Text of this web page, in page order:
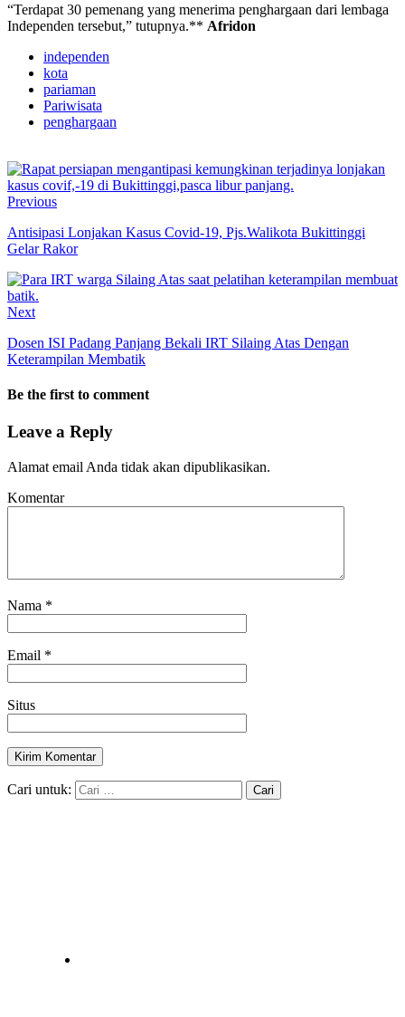
“Terdapat 30 pemenang yang menerima penghargaan dari lembaga
Independen tersebut,” tutupnya.** Afridon
independen
kota
pariaman
Pariwisata
penghargaan
Previous
Antisipasi Lonjakan Kasus Covid-19, Pjs.Walikota Bukittinggi
Gelar Rakor
Next
Dosen ISI Padang Panjang Bekali IRT Silaing Atas Dengan
Keterampilan Membatik
Be the first to comment
Leave a Reply
Alamat email Anda tidak akan dipublikasikan.
Komentar
Nama *
Email *
Situs
Cari untuk: